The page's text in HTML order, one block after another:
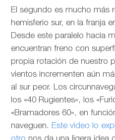
El segundo es mucho más
hemisferio sur, en la franja
Desde este paralelo hacia
encuentran freno con
propia rotación de nuestro
vientos incrementen aún
al sur peor. Los
los «40 Rugientes», los
«Bramadores 60», en
naveguen. Este video lo